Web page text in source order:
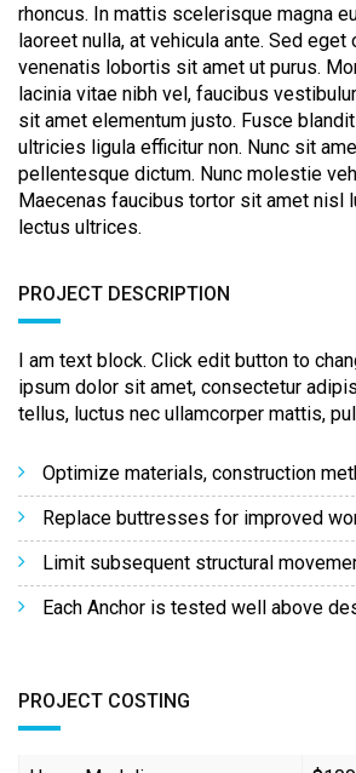
rhoncus. In mattis scelerisque magna
laoreet nulla, at vehicula ante. Sed eget
venenatis lobortis sit amet ut purus.
lacinia vitae nibh vel, faucibus
sit amet elementum justo. Fusce
ultricies ligula efficitur non. Nunc sit
pellentesque dictum. Nunc molestie
Maecenas faucibus tortor sit amet nisl
lectus ultrices.
PROJECT DESCRIPTION
I am text block. Click edit button to
ipsum dolor sit amet, consectetur
tellus, luctus nec ullamcorper mattis,
Optimize materials, construction
Replace buttresses for improved
Limit subsequent structural
Each Anchor is tested well above
PROJECT COSTING